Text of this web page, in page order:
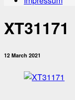
XT31171
12 March 2021